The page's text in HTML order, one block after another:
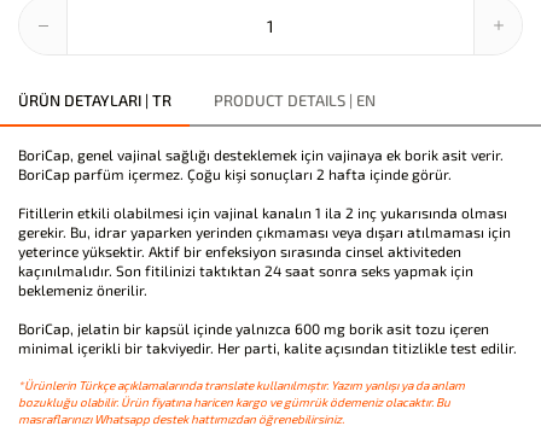
ÜRÜN DETAYLARI | TR PRODUCT DETAILS | EN
BoriCap, genel vajinal sağlığı desteklemek için vajinaya ek borik asit verir.
BoriCap parfüm içermez. Çoğu kişi sonuçları 2 hafta içinde görür.
Fitillerin etkili olabilmesi için vajinal kanalın 1 ila 2 inç yukarısında olması
gerekir. Bu, idrar yaparken yerinden çıkmaması veya dışarı atılmaması için
yeterince yüksektir. Aktif bir enfeksiyon sırasında cinsel aktiviteden
kaçınılmalıdır. Son fitilinizi taktıktan 24 saat sonra seks yapmak için
beklemeniz önerilir.
BoriCap, jelatin bir kapsül içinde yalnızca 600 mg borik asit tozu içeren
minimal içerikli bir takviyedir. Her parti, kalite açısından titizlikle test edilir.
*Ürünlerin Türkçe açıklamalarında translate kullanılmıştır. Yazım yanlışı ya da anlam
bozukluğu olabilir. Ürün fiyatına haricen kargo ve gümrük ödemeniz olacaktır. Bu
masraflarınızı Whatsapp destek hattımızdan öğrenebilirsiniz.